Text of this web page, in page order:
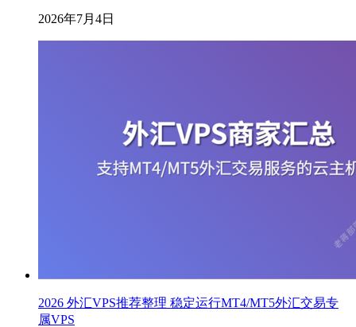
2026年7月4日
2026 外汇VPS推荐整理 稳定运行MT4/MT5外汇交易专
属VPS